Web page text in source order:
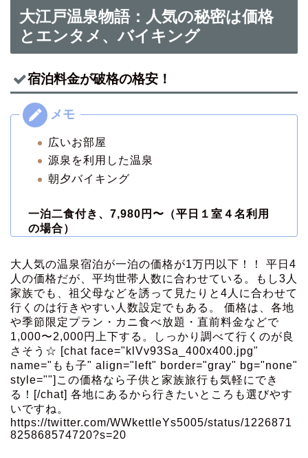
大江戸温泉物語：人気の秘密は価格
とエンタメ、バイキング
宿泊料金が破格の格安！
広いお部屋
源泉を利用した温泉
朝夕バイキング
一泊二食付き、7,980円〜（平日１室４名利用
の場合）
大人気の温泉宿泊が一泊の価格が1万円以下！！ 平日4
人の価格だが、平均世帯人数に合わせている。もし3人
家族でも、祖父母などを誘って見たりと4人に合わせて
行くのは行きやすい人数設定でもある。 価格は、各地
や季節限定プラン・カニ食べ放題・直前料金などで
1,000〜2,000円上下する。しっかり調べて行くのが良
さそう☆ [chat face="klVv93Sa_400x400.jpg"
name="もも子" align="left" border="gray" bg="none"
style=""]この価格なら子供と家族旅行も気軽にでき
る！[/chat] 各地にあるから行きたいところも選びやす
いですね。
https://twitter.com/WWkettleYs5005/status/1226871
825868574720?s=20